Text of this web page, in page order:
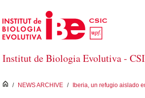
Saltar al contenido principal
Institut de Biologia Evolutiva -
inici
/ NEWS ARCHIVE / Iberia, un refugio aislado